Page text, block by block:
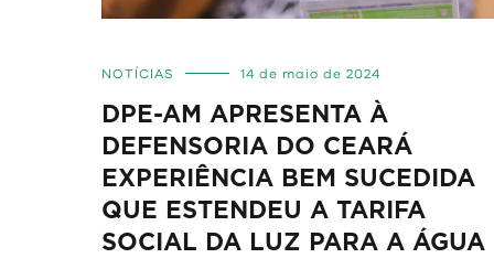
NOTÍCIAS 14 de maio de 2024
DPE-AM APRESENTA À
DEFENSORIA DO CEARÁ
EXPERIÊNCIA BEM SUCEDIDA
QUE ESTENDEU A TARIFA
SOCIAL DA LUZ PARA A ÁGUA